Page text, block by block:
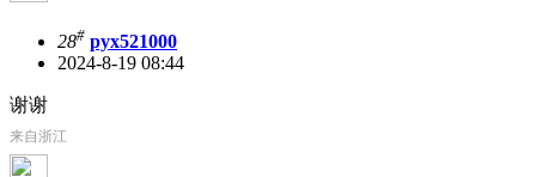
28# pyx521000
2024-8-19 08:44
谢谢
来自浙江